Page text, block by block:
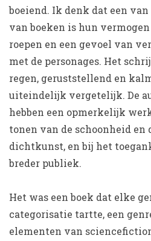
boeiend. Ik denk dat een
van boeken is hun
roepen en een gevoel van
met de personages. Het
regen, geruststellend en
uiteindelijk vergetelijk. De
hebben een opmerkelijk
tonen van de schoonheid
dichtkunst, en bij het
breder publiek.
Het was een boek dat elke
categorisatie tartte, een
elementen van